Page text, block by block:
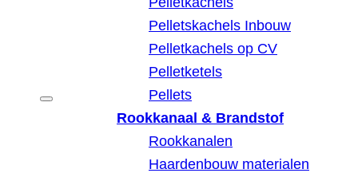
Pelletskachels Inbouw
Pelletkachels op CV
Pelletketels
Pellets
Rookkanaal & Brandstof
Rookkanalen
Haardenbouw materialen